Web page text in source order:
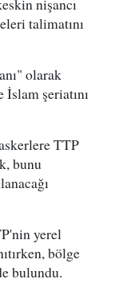
nişancı
talimatını
olarak
şeriatını
TTP
bunu
yerel
bölge
bulundu.